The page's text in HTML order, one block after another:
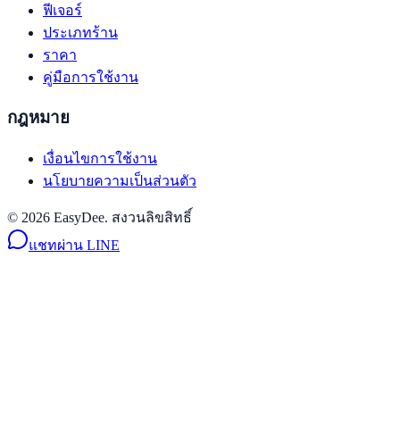
ฟีเจอร์
ประเภทร้าน
ราคา
คู่มือการใช้งาน
กฎหมาย
เงื่อนไขการใช้งาน
นโยบายความเป็นส่วนตัว
© 2026 EasyDee. สงวนลิขสิทธิ์
แชทผ่าน LINE